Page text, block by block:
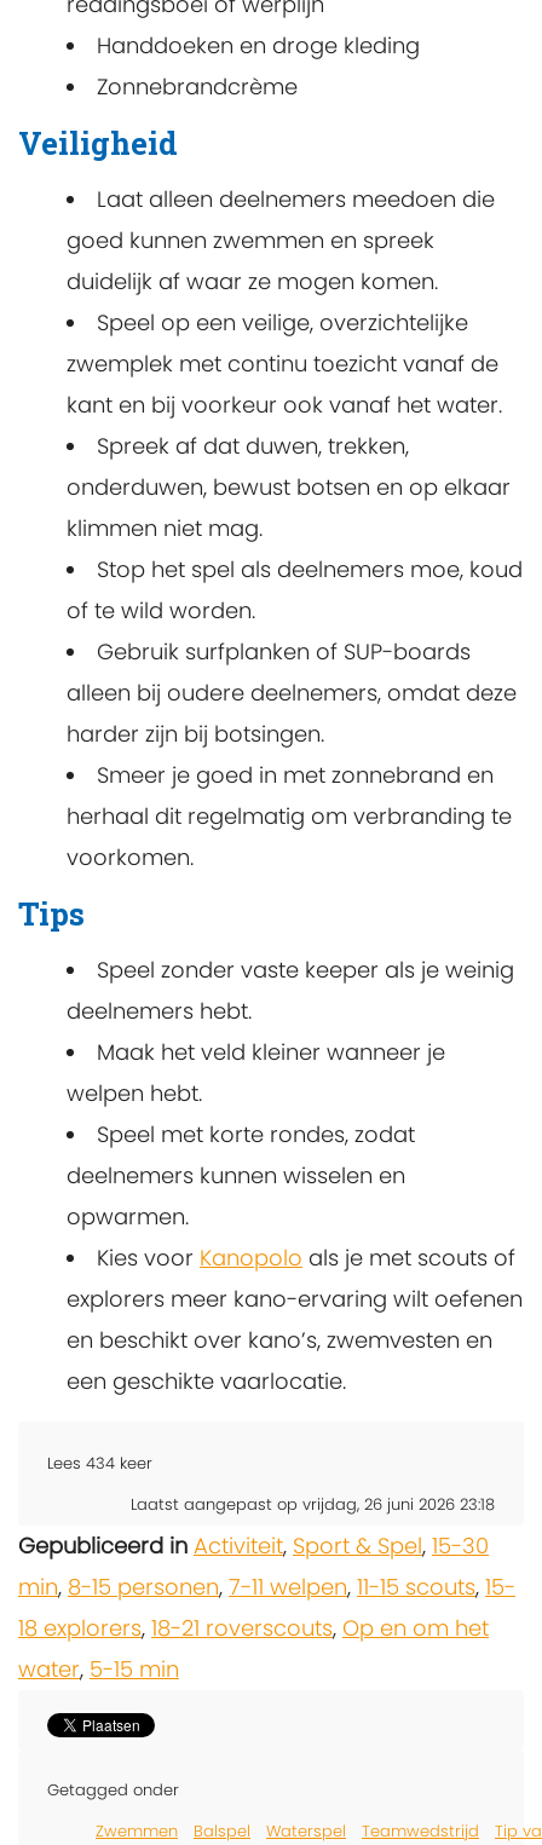
Handdoeken en droge kleding
Zonnebrandcrème
Veiligheid
Laat alleen deelnemers meedoen die
goed kunnen zwemmen en spreek
duidelijk af waar ze mogen komen.
Speel op een veilige, overzichtelijke
zwemplek met continu toezicht vanaf de
kant en bij voorkeur ook vanaf het water.
Spreek af dat duwen, trekken,
onderduwen, bewust botsen en op elkaar
klimmen niet mag.
Stop het spel als deelnemers moe, koud
of te wild worden.
Gebruik surfplanken of SUP-boards
alleen bij oudere deelnemers, omdat deze
harder zijn bij botsingen.
Smeer je goed in met zonnebrand en
herhaal dit regelmatig om verbranding te
voorkomen.
Tips
Speel zonder vaste keeper als je weinig
deelnemers hebt.
Maak het veld kleiner wanneer je
welpen hebt.
Speel met korte rondes, zodat
deelnemers kunnen wisselen en
opwarmen.
Kies voor Kanopolo als je met scouts of
explorers meer kano-ervaring wilt oefenen
en beschikt over kano’s, zwemvesten en
een geschikte vaarlocatie.
Lees 434 keer
Laatst aangepast op vrijdag, 26 juni 2026 23:18
Gepubliceerd in Activiteit, Sport & Spel, 15-30
min, 8-15 personen, 7-11 welpen, 11-15 scouts, 15-
18 explorers, 18-21 roverscouts, Op en om het
water, 5-15 min
Getagged onder
Zwemmen
Balspel Waterspel Teamwedstrijd
Tip